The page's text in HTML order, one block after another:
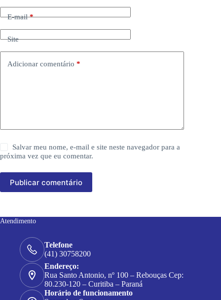
E-mail*
Site
Adicionar comentário *
Salvar meu nome, e-mail e site neste navegador para a
próxima vez que eu comentar.
Publicar comentário
Atendimento
Telefone
(41) 30758200
Endereço:
Rua Santo Antonio, nº 100 – Rebouças Cep:
80.230-120 – Curitiba – Paraná
Horário de funcionamento